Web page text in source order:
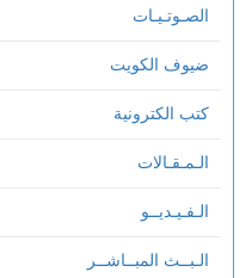
الصـوتـيـات
ضيوف الكويت
كتب الكترونية
الـمـقـالات
الـفـيـديــو
الـبــث المبــاشــر